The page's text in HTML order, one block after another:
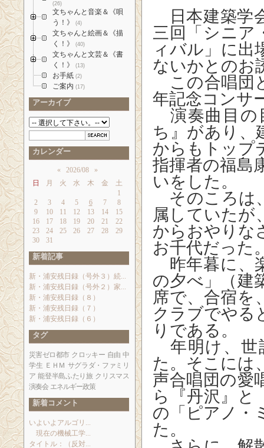
日本建築学
三回「シニ
ィバル」に出
ないかとのお
この合唱団
年記念コンサ
演奏曲目の
ち』があり、
からもトップ
指揮者の福島
いをした。
そのころは
属していたが
からおやりな
お千代だった
昨年暮に、
の夕べ」（建
席で、合宿を
クラブでやる
りである。
年明け、世
た。そこには
声合唱団の愛
ら『丹沢』と
の「ピアノ・
た。
(26)
文ちゃんと音楽＆《唄
う！》
(4)
文ちゃんと絵画＆《描
く！》
(40)
文ちゃんと文芸＆《書
く！》
(13)
お手紙 (2)
ご案内 (17)
アーカイブ
カレンダー
« 2026/08
»
日
月 火 水 木 金
土
1
2
3 4 5 6 7
8
9
10 11 12 13 14
15
16
17 18 19 20 21
22
23
24 25 26 27 28
29
30
31
新着記事
新・浦安残日録（号外３）続...
新・浦安残日録（号外２）家...
新・浦安残日録（８）
新・浦安残日録（７）
新・浦安残日録（６）
タグ
災害ゼロ都市 クロッキー 自由 中
学生 ＥＨＭ サグラダ・ファミリ
ア 能登半島ふたり旅 クリスマス
演奏会 エネルギー政策
新着コメント
いよいよアルゴリ...
現在の機械工学...
タイトル：（反対...